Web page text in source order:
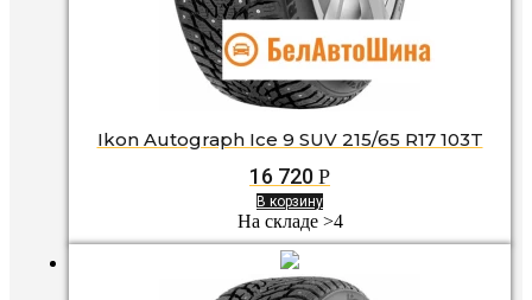
Ikon Autograph Ice 9 SUV 215/65 R17 103T
16 720 Р
В корзину
На складе >4